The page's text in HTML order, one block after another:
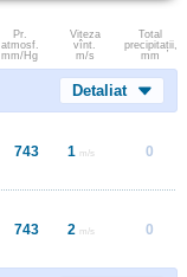
Pr.
atmosf.
mm/Hg
Viteza
vînt.
m/s
Total
precipitații,
mm
Detaliat
743 1 m/s 0
743 2 m/s 0